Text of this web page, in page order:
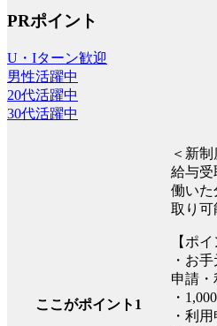
PRポイント
U・Iターン歓迎
男性活躍中
20代活躍中
30代活躍中
ここがポイント1
＜新
給与受
働いた
取り可
【ポイ
・お
申請・
・
・利